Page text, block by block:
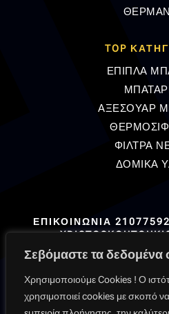
Σεβόμαστε τα δεδομένα
Χρησιμοποιούμε Cookies ! Ο
χρησιμοποιεί cookies με σκοπό
TOP
ΕΠΙΠΛΑ
ΑΞΕΣΟΥΑΡ
ΦΙΛΤΡΑ
ΔΟΜΙΚΑ
ΕΠΙΚΟΙΝΩΝΙΑ